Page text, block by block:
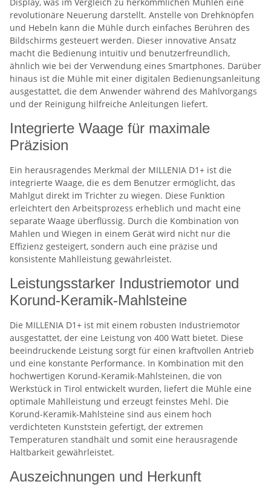
revolutionäre Neuerung darstellt. Anstelle von Drehknöpfen
und Hebeln kann die Mühle durch einfaches Berühren des
Bildschirms gesteuert werden. Dieser innovative Ansatz
macht die Bedienung intuitiv und benutzerfreundlich,
ähnlich wie bei der Verwendung eines Smartphones. Darüber
hinaus ist die Mühle mit einer digitalen Bedienungsanleitung
ausgestattet, die dem Anwender während des Mahlvorgangs
und der Reinigung hilfreiche Anleitungen liefert.
Integrierte Waage für maximale
Präzision
Ein herausragendes Merkmal der MILLENIA D1+ ist die
integrierte Waage, die es dem Benutzer ermöglicht, das
Mahlgut direkt im Trichter zu wiegen. Diese Funktion
erleichtert den Arbeitsprozess erheblich und macht eine
separate Waage überflüssig. Durch die Kombination von
Mahlen und Wiegen in einem Gerät wird nicht nur die
Effizienz gesteigert, sondern auch eine präzise und
konsistente Mahlleistung gewährleistet.
Leistungsstarker Industriemotor und
Korund-Keramik-Mahlsteine
Die MILLENIA D1+ ist mit einem robusten Industriemotor
ausgestattet, der eine Leistung von 400 Watt bietet. Diese
beeindruckende Leistung sorgt für einen kraftvollen Antrieb
und eine konstante Performance. In Kombination mit den
hochwertigen Korund-Keramik-Mahlsteinen, die von
Werkstück in Tirol entwickelt wurden, liefert die Mühle eine
optimale Mahlleistung und erzeugt feinstes Mehl. Die
Korund-Keramik-Mahlsteine sind aus einem hoch
verdichteten Kunststein gefertigt, der extremen
Temperaturen standhält und somit eine herausragende
Haltbarkeit gewährleistet.
Auszeichnungen und Herkunft